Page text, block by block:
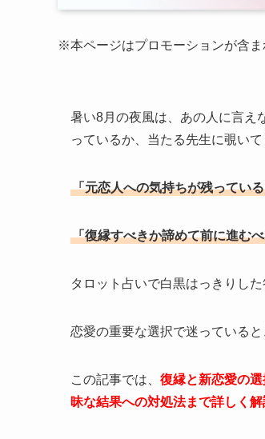
※本ページはプロモーションが含ま
暑い8月の夜風は、あの人に言え
っているか、当たる先生に覗い
「元恋人への気持ちが残ってい
「復縁すべきか諦めて前に進む
タロット占いで白黒はっきりし
恋愛の重要な選択で迷っている
この記事では、 復縁と新恋愛の
昧な結果への対処法まで詳しく解